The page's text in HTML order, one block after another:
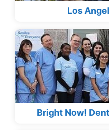
Los
Bright Now!